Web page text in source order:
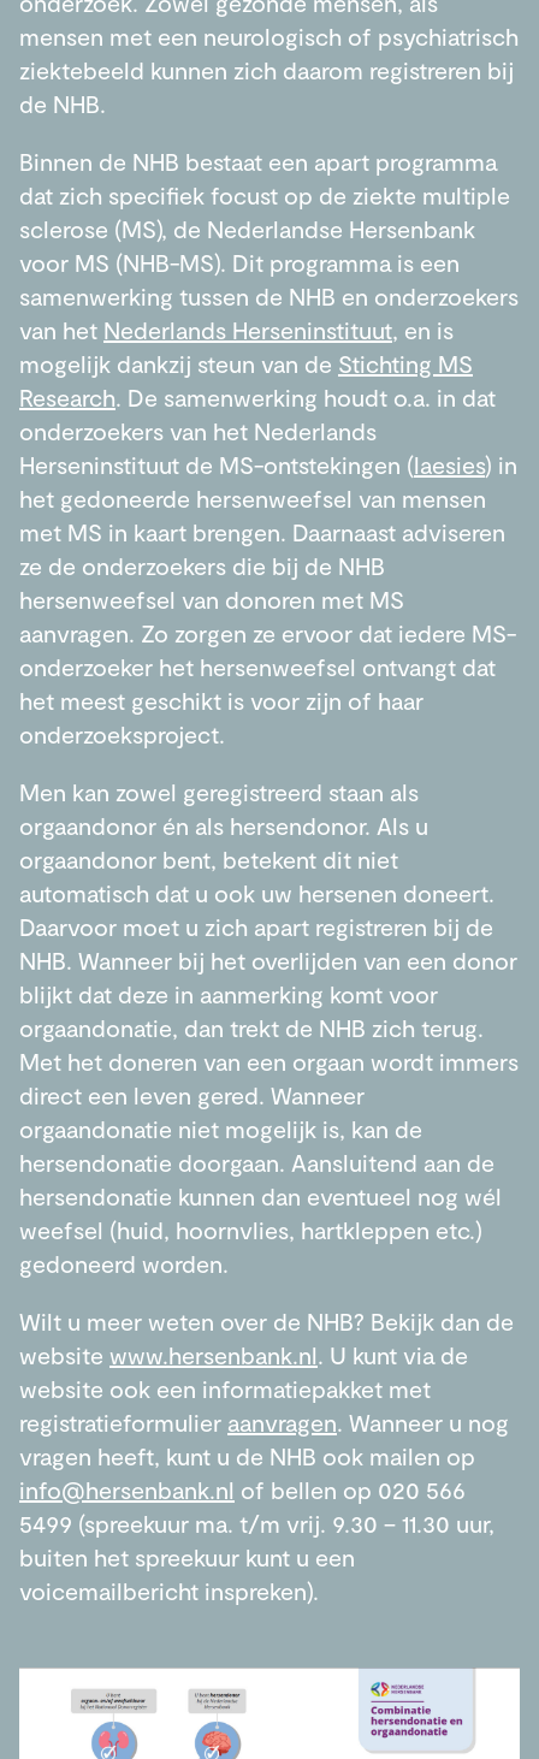
mensen met een neurologisch of psychiatrisch
ziektebeeld kunnen zich daarom registreren bij
de NHB.
Binnen de NHB bestaat een apart programma
dat zich specifiek focust op de ziekte multiple
sclerose (MS), de Nederlandse Hersenbank
voor MS (NHB-MS). Dit programma is een
samenwerking tussen de NHB en onderzoekers
van het Nederlands Herseninstituut, en is
mogelijk dankzij steun van de Stichting MS
Research. De samenwerking houdt o.a. in dat
onderzoekers van het Nederlands
Herseninstituut de MS-ontstekingen (laesies) in
het gedoneerde hersenweefsel van mensen
met MS in kaart brengen. Daarnaast adviseren
ze de onderzoekers die bij de NHB
hersenweefsel van donoren met MS
aanvragen. Zo zorgen ze ervoor dat iedere MS-
onderzoeker het hersenweefsel ontvangt dat
het meest geschikt is voor zijn of haar
onderzoeksproject.
Men kan zowel geregistreerd staan als
orgaandonor én als hersendonor. Als u
orgaandonor bent, betekent dit niet
automatisch dat u ook uw hersenen doneert.
Daarvoor moet u zich apart registreren bij de
NHB. Wanneer bij het overlijden van een donor
blijkt dat deze in aanmerking komt voor
orgaandonatie, dan trekt de NHB zich terug.
Met het doneren van een orgaan wordt immers
direct een leven gered. Wanneer
orgaandonatie niet mogelijk is, kan de
hersendonatie doorgaan. Aansluitend aan de
hersendonatie kunnen dan eventueel nog wél
weefsel (huid, hoornvlies, hartkleppen etc.)
gedoneerd worden.
Wilt u meer weten over de NHB? Bekijk dan de
website www.hersenbank.nl. U kunt via de
website ook een informatiepakket met
registratieformulier aanvragen. Wanneer u nog
vragen heeft, kunt u de NHB ook mailen op
info@hersenbank.nl of bellen op 020 566
5499 (spreekuur ma. t/m vrij. 9.30 – 11.30 uur,
buiten het spreekuur kunt u een
voicemailbericht inspreken).